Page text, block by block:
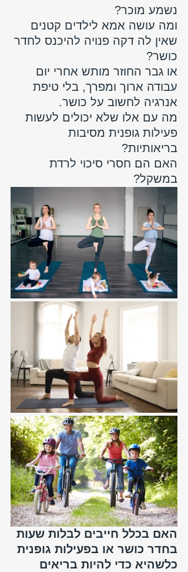
נשמע מוכר?
ומה עושה אמא לילדים קטנים
שאין לה דקה פנויה להיכנס לחדר
כושר?
או גבר החוזר מותש אחרי יום
עבודה ארוך ומפרך, בלי טיפת
אנרגיה לחשוב על כושר.
מה עם אלו שלא יכולים לעשות
פעילות גופנית מסיבות
בריאותיות?
האם הם חסרי סיכוי לרדת
במשקל?
האם בכלל חייבים לבלות שעות
בחדר כושר או בפעילות גופנית
כלשהיא כדי להיות בריאים